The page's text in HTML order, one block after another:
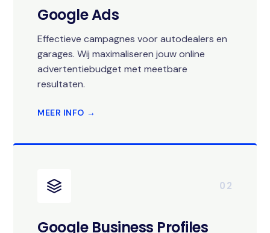
Google Ads
Effectieve campagnes voor autodealers en
garages. Wij maximaliseren jouw online
advertentiebudget met meetbare
resultaten.
MEER INFO →
02
Google Business Profiles